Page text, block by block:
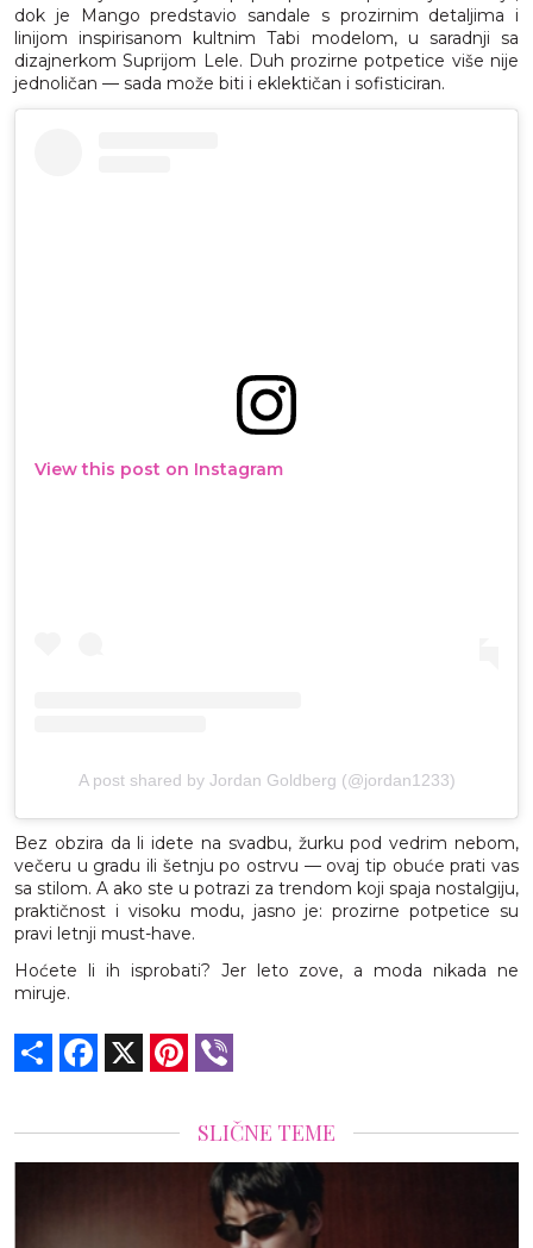
dok je Mango predstavio sandale s prozirnim detaljima i
linijom inspirisanom kultnim Tabi modelom, u saradnji sa
dizajnerkom Suprijom Lele. Duh prozirne potpetice više nije
jednoličan — sada može biti i eklektičan i sofisticiran.
View this post on Instagram
A post shared by Jordan Goldberg (@jordan1233)
Bez obzira da li idete na svadbu, žurku pod vedrim nebom,
večeru u gradu ili šetnju po ostrvu — ovaj tip obuće prati vas
sa stilom. A ako ste u potrazi za trendom koji spaja nostalgiju,
praktičnost i visoku modu, jasno je: prozirne potpetice su
pravi letnji must-have.
Hoćete li ih isprobati? Jer leto zove, a moda nikada ne
miruje.
Share Facebook Pinterest
SLIČNE TEME